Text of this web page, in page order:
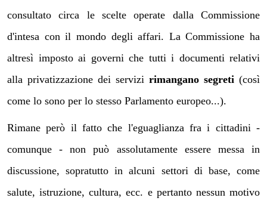
consultato circa le scelte operate dalla Commissione
d'intesa con il mondo degli affari. La Commissione ha
altresì imposto ai governi che tutti i documenti relativi
alla privatizzazione dei servizi rimangano segreti (così
come lo sono per lo stesso Parlamento europeo...).
Rimane però il fatto che l'eguaglianza fra i cittadini -
comunque - non può assolutamente essere messa in
discussione, sopratutto in alcuni settori di base, come
salute, istruzione, cultura, ecc. e pertanto nessun motivo